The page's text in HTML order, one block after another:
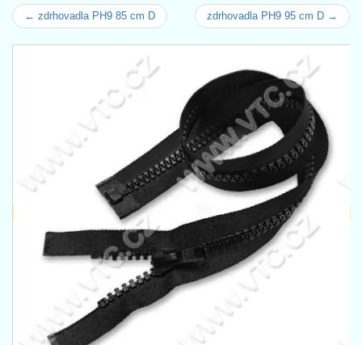
← zdrhovadla PH9 85 cm D zdrhovadla PH9 95 cm D →